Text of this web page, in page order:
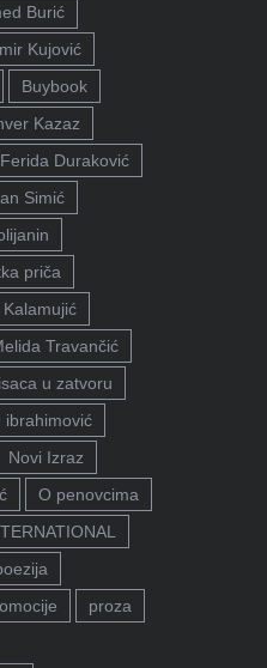
Burić
Kujović
Buybook
Kazaz
Ferida Duraković
Simić
priča
Kalamujić
Travančić
u zatvoru
ibrahimović
Novi Izraz
O penovcima
proza